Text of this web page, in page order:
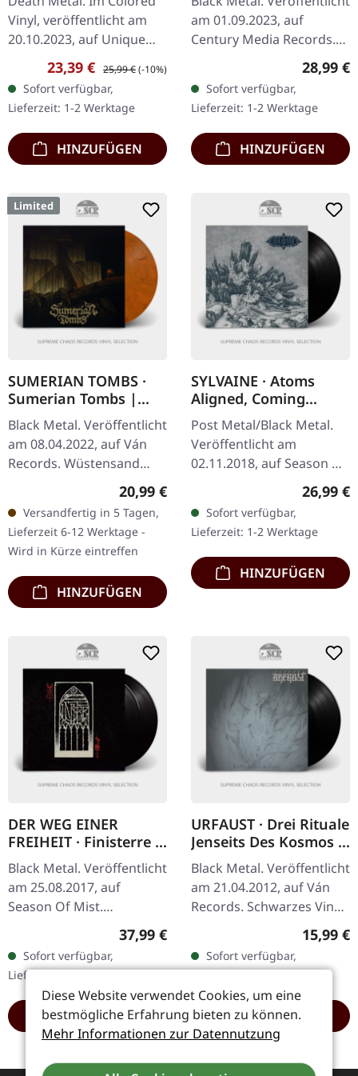
Vinyl, veröffentlicht am
20.10.2023, auf Unique
Leaders Records.
Zweifarbiges
(Rot/Hellblau) Doppel-
Vinyl im Gatefold-Cover.…
Verkaufspreis:
23,39 € Regulärer Preis:
25,99 €(-10%)
Sofort verfügbar,
Lieferzeit: 1-2 Werktage
HINZUFÜGEN
am 01.09.2023, auf
Century Media Records.
Schwarzes Vinyl im
Gatefold-Cover. Die
schwedischen Black
Metal-Legenden
Marduk…
28,99 €
Sofort verfügbar,
Lieferzeit: 1-2 Werktage
HINZUFÜGEN
Limited
SUMERIAN TOMBS ·
Sumerian Tombs |
DESERT SAND LP
Black Metal. Veröffentlicht
am 08.04.2022, auf Ván
Records. Wüstensand
Gatefold-Cover mit Poster,
limitiert auf 512
Exemplare. Das…
Regulärer Preis:
20,99 €
Versandfertig in 5 Tagen,
Lieferzeit 6-12 Werktage -
Wird in Kürze eintreffen
HINZUFÜGEN
SYLVAINE · Atoms
Aligned, Coming
Undone | BLACK LP
Post Metal/Black Metal.
Veröffentlicht am
02.11.2018, auf Season Of
Mist. Schwarzes Vinyl im
Gatefold-Cover mit Insert.
"Atoms Aligned, Coming…
26,99 €
Sofort verfügbar,
Lieferzeit: 1-2 Werktage
HINZUFÜGEN
DER WEG EINER
FREIHEIT · Finisterre |
BLACK 2LP
Black Metal. Veröffentlicht
am 25.08.2017, auf
Season Of Mist.
Schwarzes Doppel-Vinyl
inklusive Bonus-Track.
Der Weg einer…
Regulärer Preis:
37,99 €
Sofort verfügbar,
Lieferzeit: 1-2 Werktage
HINZUFÜGEN
URFAUST · Drei Rituale
Jenseits Des Kosmos |
BLACK LP
Black Metal. Veröffentlicht
am 21.04.2012, auf Ván
Records. Schwarzes Vinyl
mit Etching auf Seite B
Innenhülle. Urfausts 'Drei
15,99 €
Sofort verfügbar,
HINZUFÜGEN
Diese Website verwendet Cookies, um eine
bestmögliche Erfahrung bieten zu können.
Mehr Informationen zur Datennutzung